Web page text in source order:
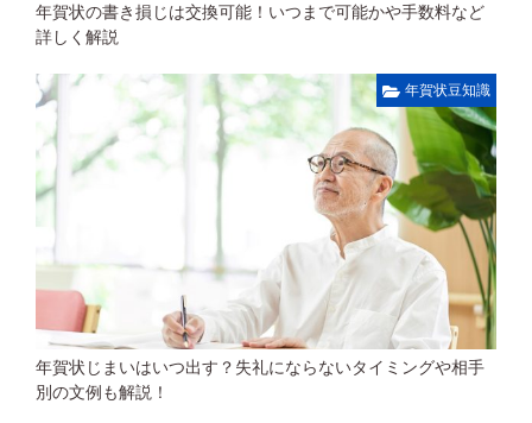
年賀状の書き損じは交換可能！いつまで可能かや手数料など
詳しく解説
年賀状豆知識
年賀状じまいはいつ出す？失礼にならないタイミングや相手
別の文例も解説！